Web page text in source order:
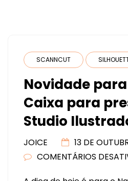
SCANNCUT
Novidade
Caixa para
Studio
JOICE
13 DE
COMENTÁRIOS